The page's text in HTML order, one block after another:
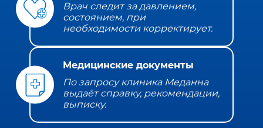
Врач следит за давлением,
состоянием, при
необходимости корректирует.
Медицинские документы
По запросу клиника Меданна
выдаёт справку, рекомендации,
выписку.